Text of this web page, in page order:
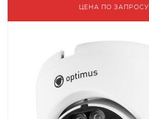
ЦЕНА ПО ЗАПРОСУ